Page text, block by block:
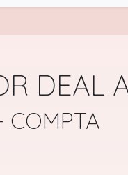
DEAL
COMPTA